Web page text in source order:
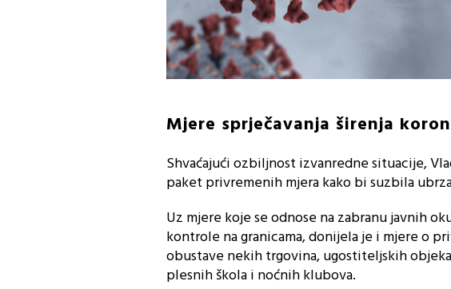
Mjere sprječavanja širenja
Shvaćajući ozbiljnost izvanredne situacije,
paket privremenih mjera kako bi suzbila
Uz mjere koje se odnose na zabranu javnih
kontrole na granicama, donijela je i mjere o
obustave nekih trgovina, ugostiteljskih
plesnih škola i noćnih klubova.